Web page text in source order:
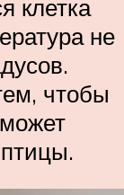
клетка
не
чтобы